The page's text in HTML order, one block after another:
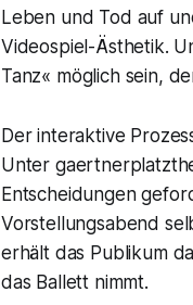
Leben und Tod auf
Videospiel-Ästhetik.
Tanz« möglich sein,
Der interaktive
Unter
Entscheidungen
Vorstellungsabend
erhält das Publikum
das Ballett nimmt.